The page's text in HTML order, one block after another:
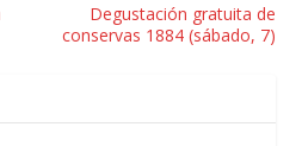
Degustación gratuita de
conservas 1884 (sábado, 7)